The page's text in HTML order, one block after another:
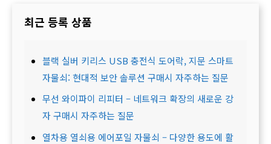
최근 등록 상품
블랙 실버 키리스 USB 충전식 도어락, 지문 스마트
자물쇠: 현대적 보안 솔루션 구매시 자주하는 질문
무선 와이파이 리피터 – 네트워크 확장의 새로운 강
자 구매시 자주하는 질문
열차용 열쇠용 에어포일 자물쇠 – 다양한 용도에 활